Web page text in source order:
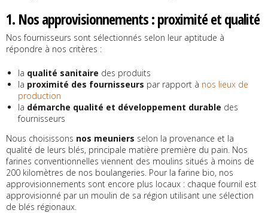
1. Nos approvisionnements : proximité et qualité
Nos fournisseurs sont sélectionnés selon leur aptitude à
répondre à nos critères :
la qualité sanitaire des produits
la proximité des fournisseurs par rapport à nos lieux de
production
la démarche qualité et développement durable des
fournisseurs
Nous choisissons nos meuniers selon la provenance et la
qualité de leurs blés, principale matière première du pain. Nos
farines conventionnelles viennent des moulins situés à moins de
200 kilomètres de nos boulangeries. Pour la farine bio, nos
approvisionnements sont encore plus locaux : chaque fournil est
approvisionné par un moulin de sa région utilisant une sélection
de blés régionaux.